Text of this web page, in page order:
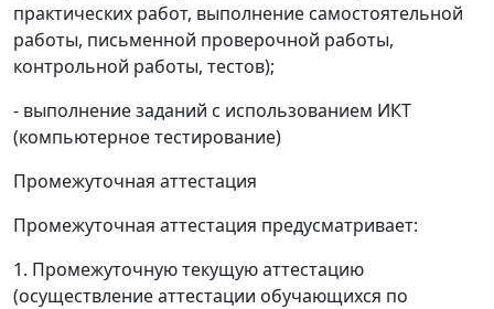
практических работ, выполнение самостоятельной
работы, письменной проверочной работы,
контрольной работы, тестов);
- выполнение заданий с использованием ИКТ
(компьютерное тестирование)
Промежуточная аттестация
Промежуточная аттестация предусматривает:
1. Промежуточную текущую аттестацию
(осуществление аттестации обучающихся по